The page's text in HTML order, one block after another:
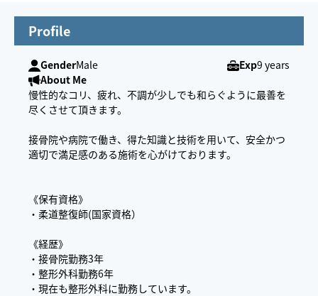
Profile
GenderMale Exp9 years
About Me
慢性的なコリ、疲れ、不調が少しでも和らぐように最善を
尽くさせて頂きます。
接骨院や病院で働き、得た知識と技術を用いて、安全かつ
適切で満足感のある施術を心がけております。
《保有資格》
・柔道整復師(国家資格）
《経歴》
・接骨院勤務3年
・整形外科勤務6年
・現在も整形外科に勤務しています。